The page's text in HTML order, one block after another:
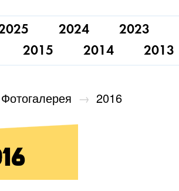
2024 2023
2015
2014 2013
Фотогалерея → 2016